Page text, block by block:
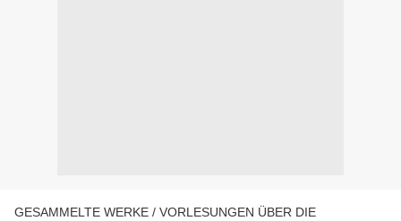
GESAMMELTE WERKE / VORLESUNGEN ÜBER DIE